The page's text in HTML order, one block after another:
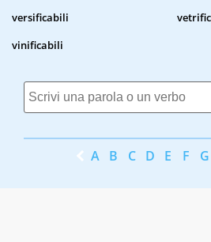
versificabili
vinificabili
A B C D E F G